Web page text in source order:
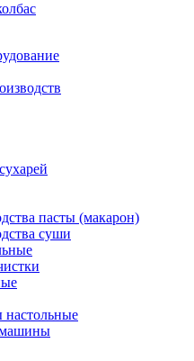
пасты (макарон)
суши
настольные
машины